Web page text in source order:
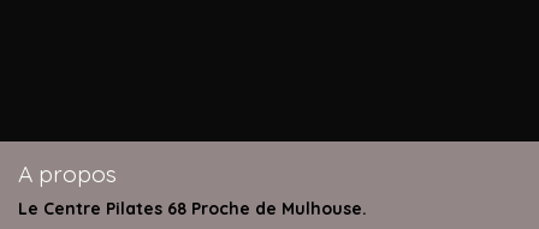
A propos
Le Centre Pilates 68 Proche de Mulhouse.